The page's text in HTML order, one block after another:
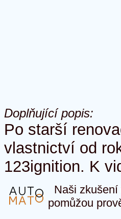
Doplňující popis:
Po starší
vlastnictví od
123ignition. K
Naši
pomůžou